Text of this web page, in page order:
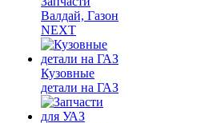
Валдай, Газон
NEXT
Кузовные
детали на ГАЗ